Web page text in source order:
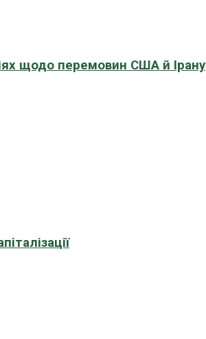
щодо перемовин США й Ірану